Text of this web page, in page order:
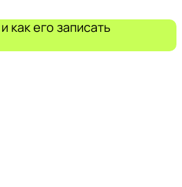
как его записать